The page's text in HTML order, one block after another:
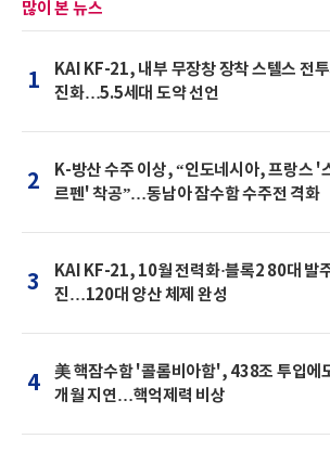
많이 본 뉴스
1
KAI KF-21, 내부 무장창 장착 스텔스 전
진화…5.5세대 도약 선언
2
K-방산 수주 이상, “인도네시아, 프랑스 '
르펜' 착공”…동남아 잠수함 수주전 격화
3
KAI KF-21, 10월 전력화·블록2 80대 발
진…120대 양산 체제 완성
4
美 핵잠수함 '콜롬비아함', 438조 투입에
개월 지연…핵억제력 비상